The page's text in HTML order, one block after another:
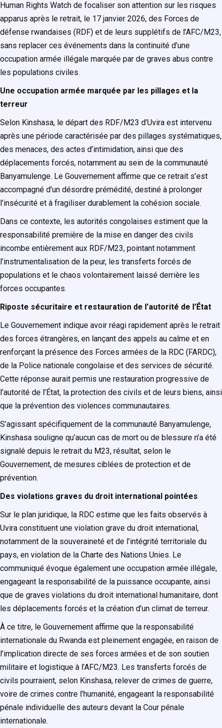
Human Rights Watch de focaliser son attention sur les risques
apparus après le retrait, le 17 janvier 2026, des Forces de
défense rwandaises (RDF) et de leurs supplétifs de l’AFC/M23,
sans replacer ces événements dans la continuité d’une
occupation armée illégale marquée par de graves abus contre
les populations civiles.
Une occupation armée marquée par les pillages et la
terreur
Selon Kinshasa, le départ des RDF/M23 d’Uvira est intervenu
après une période caractérisée par des pillages systématiques,
des menaces, des actes d’intimidation, ainsi que des
déplacements forcés, notamment au sein de la communauté
Banyamulenge. Le Gouvernement affirme que ce retrait s’est
accompagné d’un désordre prémédité, destiné à prolonger
l’insécurité et à fragiliser durablement la cohésion sociale.
Dans ce contexte, les autorités congolaises estiment que la
responsabilité première de la mise en danger des civils
incombe entièrement aux RDF/M23, pointant notamment
l’instrumentalisation de la peur, les transferts forcés de
populations et le chaos volontairement laissé derrière les
forces occupantes.
Riposte sécuritaire et restauration de l’autorité de l’État
Le Gouvernement indique avoir réagi rapidement après le retrait
des forces étrangères, en lançant des appels au calme et en
renforçant la présence des Forces armées de la RDC (FARDC),
de la Police nationale congolaise et des services de sécurité.
Cette réponse aurait permis une restauration progressive de
l’autorité de l’État, la protection des civils et de leurs biens, ainsi
que la prévention des violences communautaires.
S’agissant spécifiquement de la communauté Banyamulenge,
Kinshasa souligne qu’aucun cas de mort ou de blessure n’a été
signalé depuis le retrait du M23, résultat, selon le
Gouvernement, de mesures ciblées de protection et de
prévention.
Des violations graves du droit international pointées
Sur le plan juridique, la RDC estime que les faits observés à
Uvira constituent une violation grave du droit international,
notamment de la souveraineté et de l’intégrité territoriale du
pays, en violation de la Charte des Nations Unies. Le
communiqué évoque également une occupation armée illégale,
engageant la responsabilité de la puissance occupante, ainsi
que de graves violations du droit international humanitaire, dont
les déplacements forcés et la création d’un climat de terreur.
À ce titre, le Gouvernement affirme que la responsabilité
internationale du Rwanda est pleinement engagée, en raison de
l’implication directe de ses forces armées et de son soutien
militaire et logistique à l’AFC/M23. Les transferts forcés de
civils pourraient, selon Kinshasa, relever de crimes de guerre,
voire de crimes contre l’humanité, engageant la responsabilité
pénale individuelle des auteurs devant la Cour pénale
internationale.